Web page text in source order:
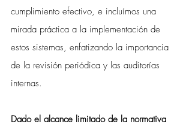
cumplimiento efectivo, e incluímos una
mirada práctica a la implementación de
estos sistemas, enfatizando la importancia
de la revisión periódica y las auditorías
internas.
Dado el alcance limitado de la normativa